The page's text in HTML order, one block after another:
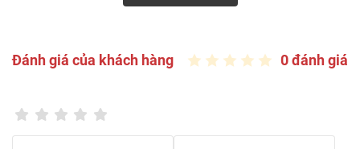
được sử dụng rộng rãi trong trang trí nội thất. Nó
được làm từ nhựa PVC (Polyvinyl Chloride) kết hợp
Đánh giá của khách hàng 0 đánh giá